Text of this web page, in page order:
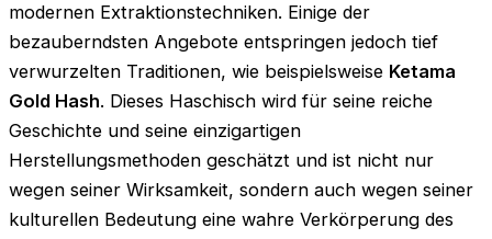
modernen Extraktionstechniken. Einige der
bezauberndsten Angebote entspringen jedoch tief
verwurzelten Traditionen, wie beispielsweise Ketama
Gold Hash. Dieses Haschisch wird für seine reiche
Geschichte und seine einzigartigen
Herstellungsmethoden geschätzt und ist nicht nur
wegen seiner Wirksamkeit, sondern auch wegen seiner
kulturellen Bedeutung eine wahre Verkörperung des